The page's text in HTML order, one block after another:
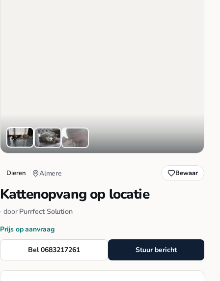
Dieren Almere Bewaar
Kattenopvang op locatie
· door Purrfect Solution
Prijs op aanvraag
Bel 0683217261 Stuur bericht